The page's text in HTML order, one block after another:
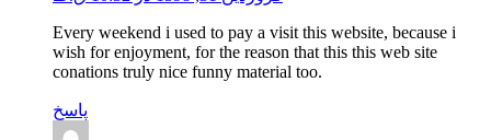
Every weekend i used to pay a visit this website, because i
wish for enjoyment, for the reason that this this web site
conations truly nice funny material too.
پاسخ